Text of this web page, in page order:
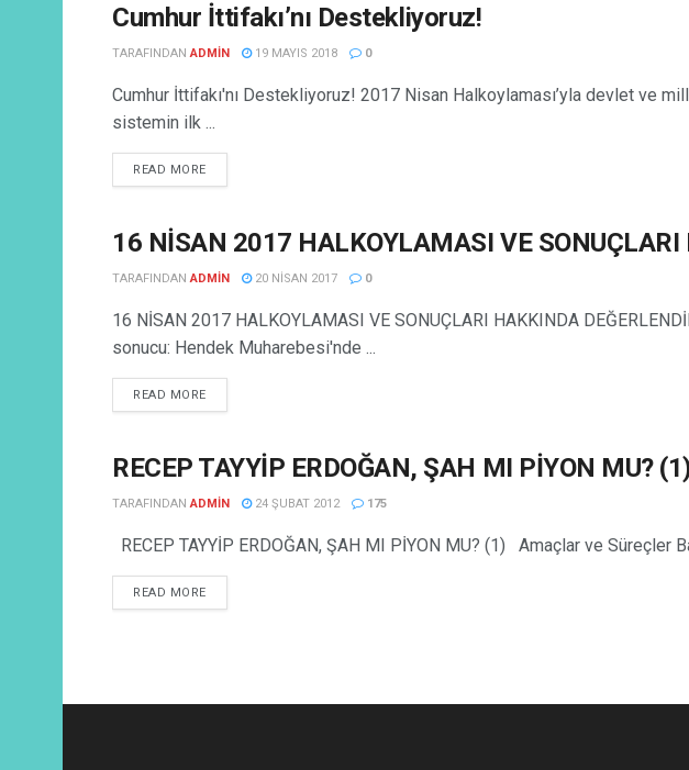
DEVLET YAZILARI
Cumhur İttifakı’nı Destekliyoruz!
TARAFINDAN ADMIN 19 MAYIS 2018 0
Cumhur İttifakı'nı Destekliyoruz! 2017 Nisan Halkoylaması’yla devlet ve
sistemin ilk ...
READ MORE
DEVLET YAZILARI
16 NİSAN 2017 HALKOYLAMASI VE
TARAFINDAN ADMIN 20 NISAN 2017 0
16 NİSAN 2017 HALKOYLAMASI VE SONUÇLARI HAKKINDA
sonucu: Hendek Muharebesi'nde ...
READ MORE
FIKIR YAZILARI
RECEP TAYYİP ERDOĞAN, ŞAH MI PİYON MU?
TARAFINDAN ADMIN 24 ŞUBAT 2012 175
RECEP TAYYİP ERDOĞAN, ŞAH MI PİYON MU? (1) Amaçlar ve Süreçler
READ MORE